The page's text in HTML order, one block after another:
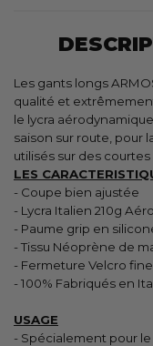
Les gants longs
qualité et
le lycra
saison sur route, pour
utilisés sur des
LES
- Coupe bien ajustée
- Lycra Italien 210g
- Paume grip en
- Tissu Néoprène de
- Fermeture Velcro
- 100% Fabriqués en
USAGE
- Spécialement pour